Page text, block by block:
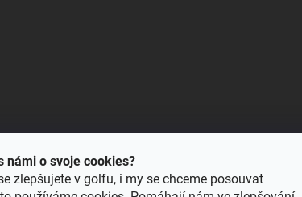
námi o svoje cookies?
zlepšujete v golfu, i my se chceme posouvat